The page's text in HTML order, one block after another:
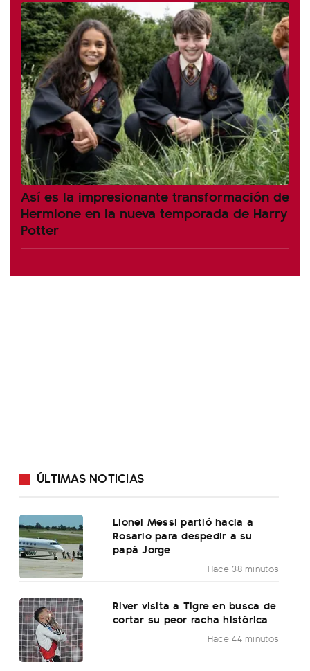
Así es la impresionante transformación de
Hermione en la nueva temporada de Harry
Potter
ÚLTIMAS NOTICIAS
Lionel Messi partió hacia a
Rosario para despedir a su
papá Jorge
Hace 38 minutos
River visita a Tigre en busca de
cortar su peor racha histórica
Hace 44 minutos